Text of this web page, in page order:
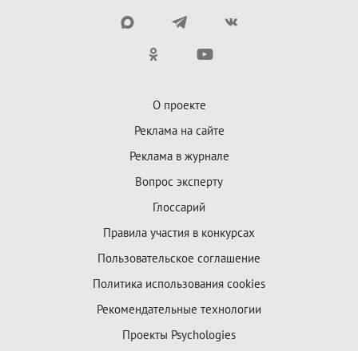
О проекте
Реклама на сайте
Реклама в журнале
Вопрос эксперту
Глоссарий
Правила участия в конкурсах
Пользовательское соглашение
Политика использования cookies
Рекомендательные технологии
Проекты Psychologies